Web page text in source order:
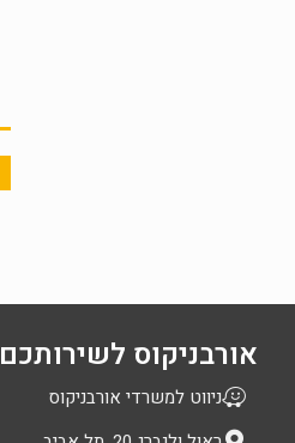
אורבניקוס לשירותכם
ניווט למשרדי אורבניקוס